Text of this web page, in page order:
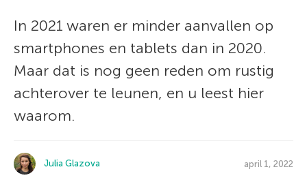
In 2021 waren er minder aanvallen op
smartphones en tablets dan in 2020.
Maar dat is nog geen reden om rustig
achterover te leunen, en u leest hier
waarom.
Julia Glazova april 1, 2022